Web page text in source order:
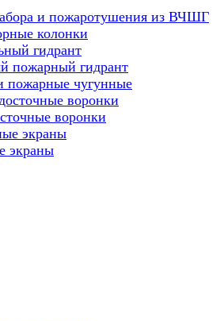
и пожаротушения из ВЧШГ
колонки
гидрант
пожарный гидрант
пожарные чугунные
воронки
экраны